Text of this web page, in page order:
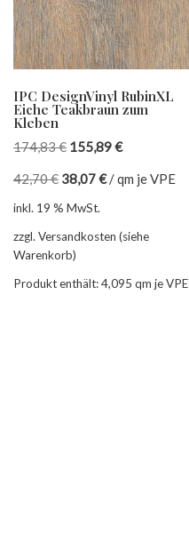
IPC DesignVinyl RubinXL
Eiche Teakbraun zum
Kleben
174,83€ 155,89€
42,70€ 38,07€/qm je VPE
inkl. 19 % MwSt.
zzgl. Versandkosten (siehe
Warenkorb)
Produkt enthält: 4,095 qm je VPE